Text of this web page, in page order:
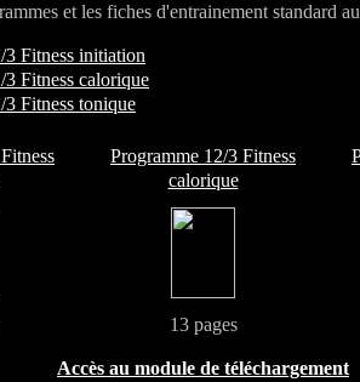
et les fiches d'entrainement standard
3 Fitness initiation
3 Fitness calorique
3 Fitness tonique
Programme 12/3 Fitness
calorique
13 pages
Accès au module de téléchargement